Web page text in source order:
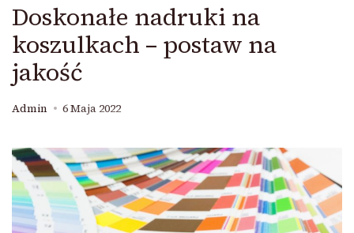
Doskonałe nadruki na
koszulkach – postaw na
jakość
Admin 6 Maja 2022